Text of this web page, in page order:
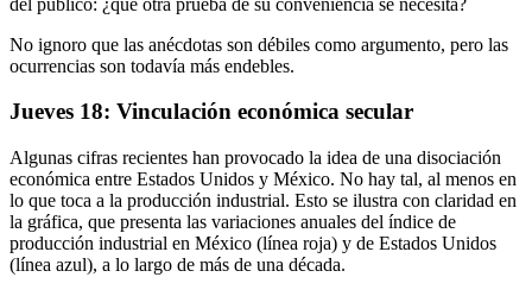
No ignoro que las anécdotas son débiles como argumento, pero las
ocurrencias son todavía más endebles.
Jueves 18: Vinculación económica secular
Algunas cifras recientes han provocado la idea de una disociación
económica entre Estados Unidos y México. No hay tal, al menos en
lo que toca a la producción industrial. Esto se ilustra con claridad en
la gráfica, que presenta las variaciones anuales del índice de
producción industrial en México (línea roja) y de Estados Unidos
(línea azul), a lo largo de más de una década.